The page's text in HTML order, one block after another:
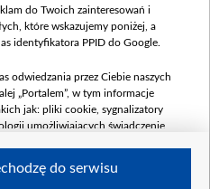
000,00 PLN
LUTY 2026 (wpłata
180 mln, 8
000,00 PLN
do Twoich zainteresowań i
które wskazujemy poniżej, a
identyfikatora PPID do Google.
odwiedzania przez Ciebie naszych
„Portalem”, w tym informacje
jak: pliki cookie, sygnalizatory
umożliwiających świadczenie
do serwisu